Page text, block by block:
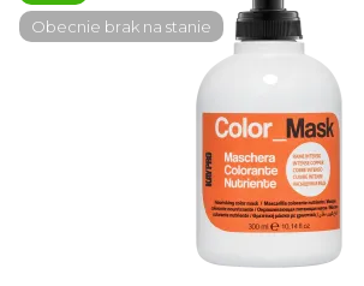
Obecnie brak na stanie